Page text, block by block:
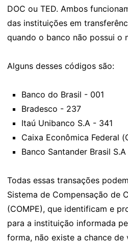
DOC ou TED. Ambos
das instituições em
quando o banco não possui o
Alguns desses códigos são:
Banco do Brasil - 001
Bradesco - 237
Itaú Unibanco S.A - 341
Caixa Econômica Federal
Banco Santander Brasil
Todas essas transações
Sistema de Compensação de
(COMPE), que identificam e
para a instituição informada
forma, não existe a chance de